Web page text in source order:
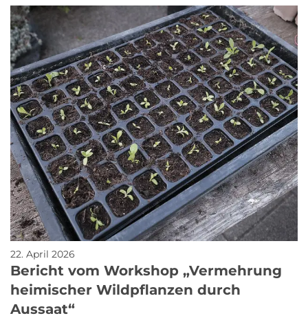
22. April 2026
Bericht vom Workshop „Vermehrung
heimischer Wildpflanzen durch
Aussaat“